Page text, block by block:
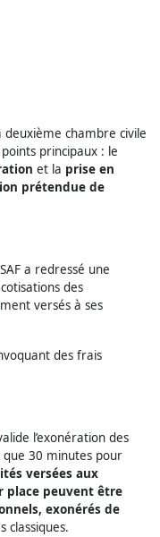
chambre civile
principaux : le
et la prise en
prétendue de
a redressé une
des
versés à ses
des frais
l’exonération des
que 30 minutes pour
versées aux
place peuvent être
exonérés de
classiques.